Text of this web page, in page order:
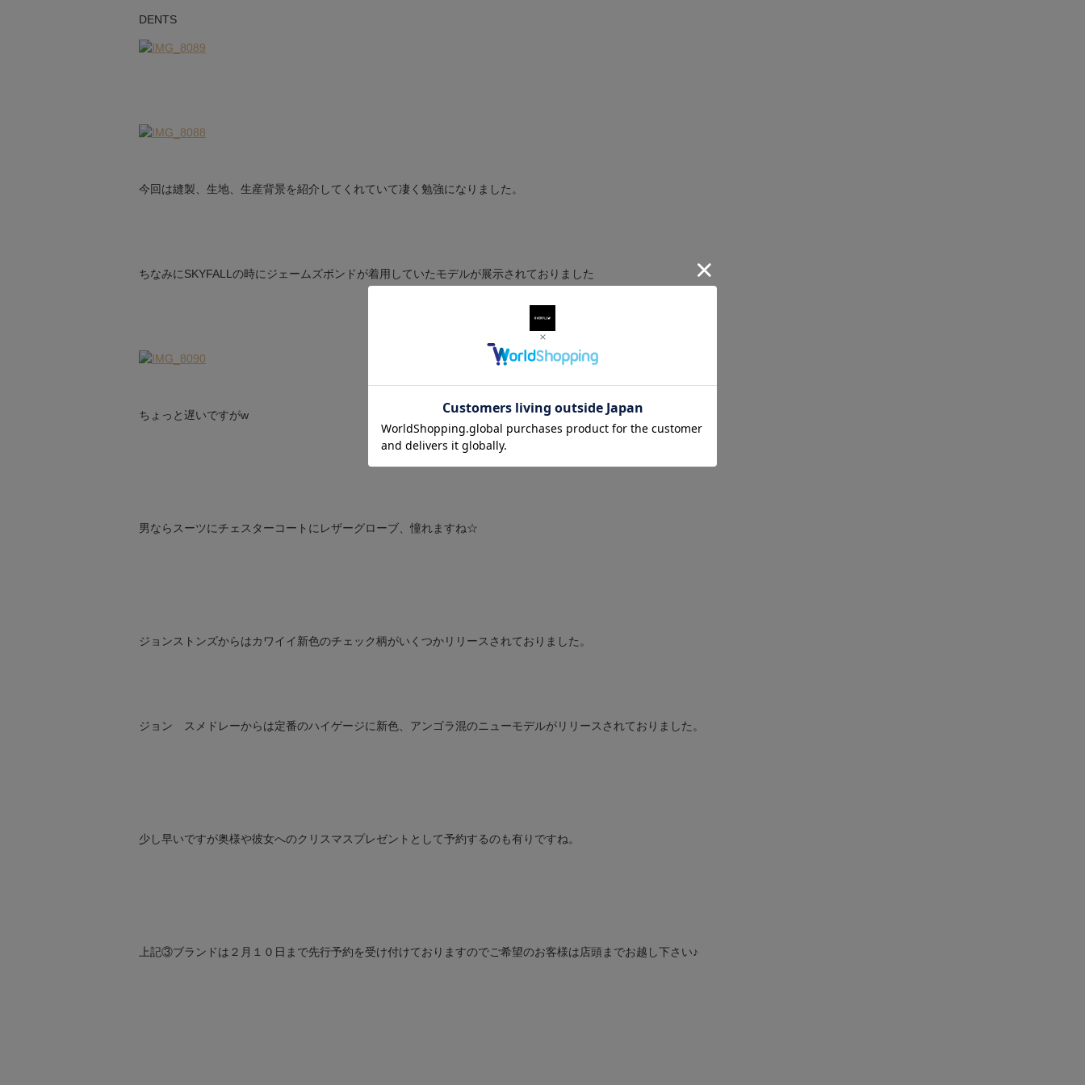
DENTS
今回は縫製、生地、生産背景を紹介してくれていて凄く勉強になりました。
ちなみにSKYFALLの時にジェームズボンドが着用していたモデルが展示されておりました
ちょっと遅いですがw
男ならスーツにチェスターコートにレザーグローブ、憧れますね☆
ジョンストンズからはカワイイ新色のチェック柄がいくつかリリースされておりました。
ジョン スメドレーからは定番のハイゲージに新色、アンゴラ混のニューモデルがリリースされておりました。
少し早いですが奥様や彼女へのクリスマスプレゼントとして予約するのも有りですね。
上記③ブランドは２月１０日まで先行予約を受け付けておりますのでご希望のお客様は店頭までお越し下さい♪